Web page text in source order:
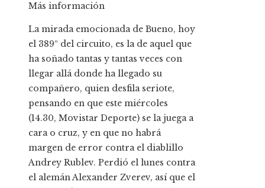
Más información
La mirada emocionada de Bueno, hoy
el 389º del circuito, es la de aquel que
ha soñado tantas y tantas veces con
llegar allá donde ha llegado su
compañero, quien desfila seriote,
pensando en que este miércoles
(14.30, Movistar Deporte) se la juega a
cara o cruz, y en que no habrá
margen de error contra el diablillo
Andrey Rublev. Perdió el lunes contra
el alemán Alexander Zverev, así que el